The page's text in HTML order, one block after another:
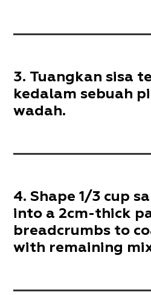
Tuangkan sisa
kedalam sebuah
wadah.
Shape 1/3 cup
into a 2cm-thick
breadcrumbs to
with remaining